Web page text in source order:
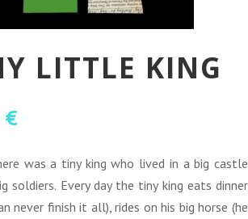
LITTLE KING
€.
€O
atual
é:
9,90 €.
was a tiny king who lived in a big castle
soldiers. Every day the tiny king eats dinner
never finish it all), rides on his big horse (he